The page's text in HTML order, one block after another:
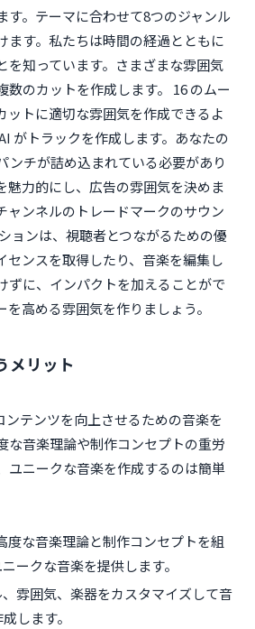
す。テーマに合わせて8つのジャンル
ます。私たちは時間の経過とともに
を知っています。さまざまな雰囲気
数のカットを作成します。 16 のムー
ットに適切な雰囲気を作成できるよ
がトラックを作成します。あなたの
ンチが詰め込まれている必要があり
魅力的にし、広告の雰囲気を決めま
ャンネルのトレードマークのサウン
ョンは、視聴者とつながるための優
センスを取得したり、音楽を編集し
ずに、インパクトを加えることがで
を高める雰囲気を作りましょう。
メリット
テンツを向上させるための音楽を
な音楽理論や制作コンセプトの重労
ユニークな音楽を作成するのは簡単
度な音楽理論と制作コンセプトを組
ークな音楽を提供します。
雰囲気、楽器をカスタマイズして音
します。